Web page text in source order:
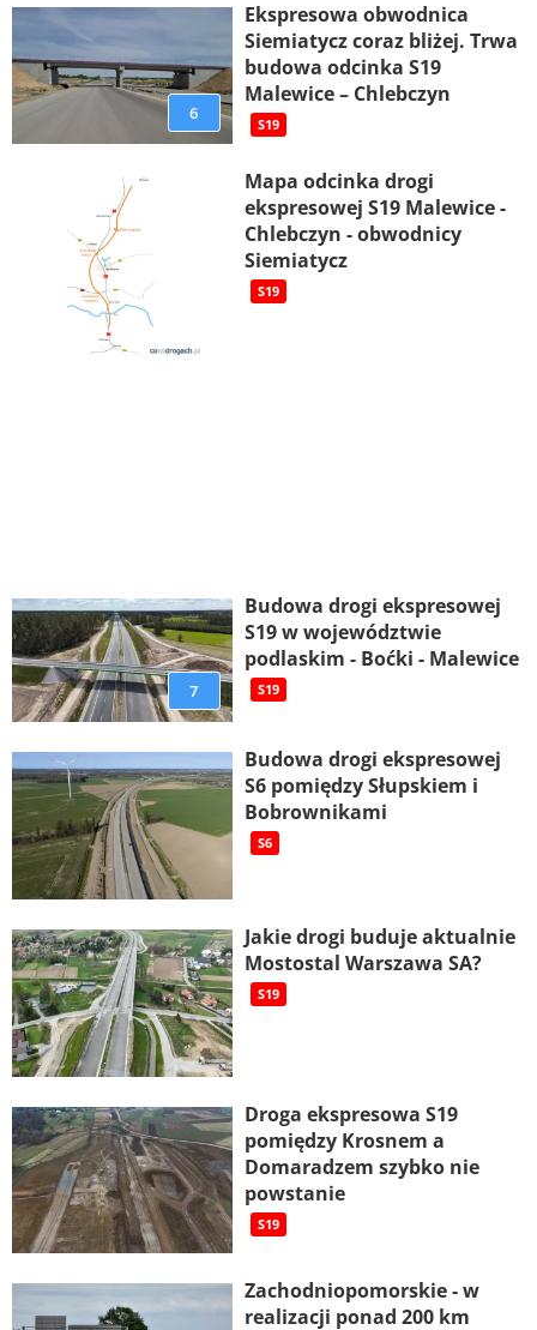
6
Ekspresowa obwodnica
Siemiatycz coraz bliżej. Trwa
budowa odcinka S19
Malewice – Chlebczyn
S19
Mapa odcinka drogi
ekspresowej S19 Malewice -
Chlebczyn - obwodnicy
Siemiatycz
S19
7
Budowa drogi ekspresowej
S19 w województwie
podlaskim - Boćki - Malewice
S19
Budowa drogi ekspresowej
S6 pomiędzy Słupskiem i
Bobrownikami
S6
Jakie drogi buduje aktualnie
Mostostal Warszawa SA?
S19
Droga ekspresowa S19
pomiędzy Krosnem a
Domaradzem szybko nie
powstanie
S19
Zachodniopomorskie - w
realizacji ponad 200 km